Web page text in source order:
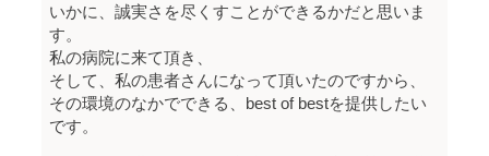
いかに、誠実さを尽くすことができるかだと思いま
す。
私の病院に来て頂き、
そして、私の患者さんになって頂いたのですから、
その環境のなかでできる、best of bestを提供したい
です。